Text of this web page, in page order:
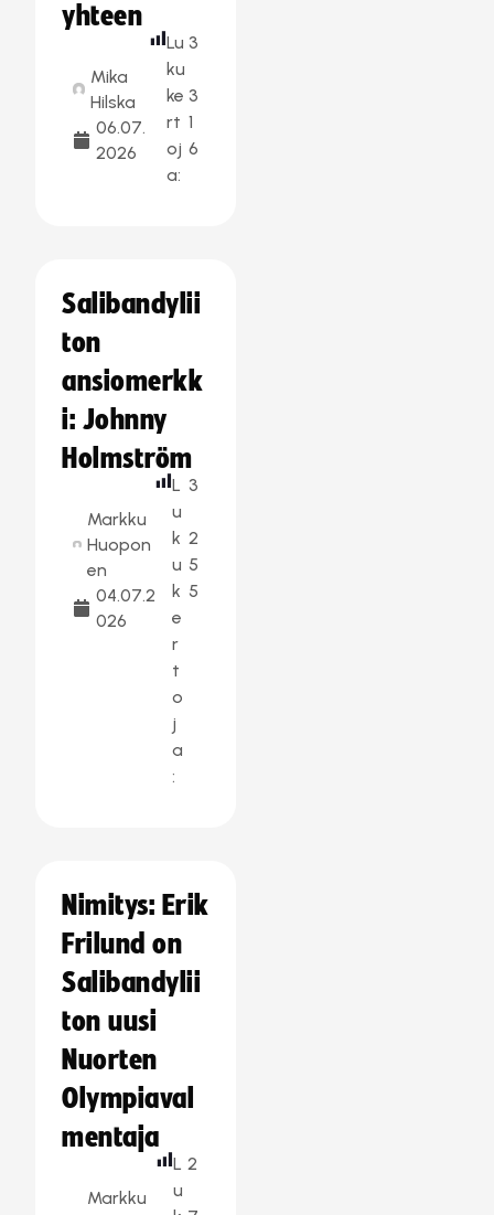
yhteen
Mika
Hilska
06.07.
2026
Lu
ku
ke
rt
oj
a:
3
3
1
6
Salibandylii
ton
ansiomerkk
i: Johnny
Holmström
Markku
Huopon
en
04.07.2
026
L
u
k
u
k
e
r
t
o
j
a
:
3
2
5
5
Nimitys: Erik
Frilund on
Salibandylii
ton uusi
Nuorten
Olympiaval
mentaja
Markku
L
u
2